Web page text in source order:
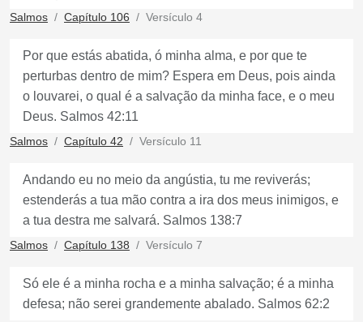
Salmos Capítulo 106 Versículo 4
Por que estás abatida, ó minha alma, e por que te
perturbas dentro de mim? Espera em Deus, pois ainda
o louvarei, o qual é a salvação da minha face, e o meu
Deus. Salmos 42:11
Salmos Capítulo 42 Versículo 11
Andando eu no meio da angústia, tu me reviverás;
estenderás a tua mão contra a ira dos meus inimigos, e
a tua destra me salvará. Salmos 138:7
Salmos Capítulo 138 Versículo 7
Só ele é a minha rocha e a minha salvação; é a minha
defesa; não serei grandemente abalado. Salmos 62:2